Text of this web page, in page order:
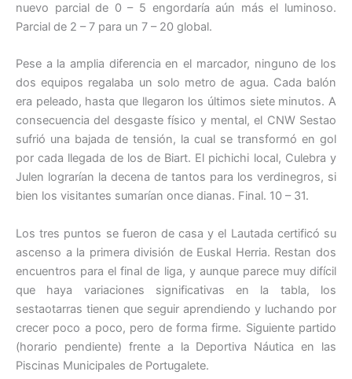
nuevo parcial de 0 – 5 engordaría aún más el luminoso.
Parcial de 2 – 7 para un 7 – 20 global.
Pese a la amplia diferencia en el marcador, ninguno de los
dos equipos regalaba un solo metro de agua. Cada balón
era peleado, hasta que llegaron los últimos siete minutos. A
consecuencia del desgaste físico y mental, el CNW Sestao
sufrió una bajada de tensión, la cual se transformó en gol
por cada llegada de los de Biart. El pichichi local, Culebra y
Julen lograrían la decena de tantos para los verdinegros, si
bien los visitantes sumarían once dianas. Final. 10 – 31.
Los tres puntos se fueron de casa y el Lautada certificó su
ascenso a la primera división de Euskal Herria. Restan dos
encuentros para el final de liga, y aunque parece muy difícil
que haya variaciones significativas en la tabla, los
sestaotarras tienen que seguir aprendiendo y luchando por
crecer poco a poco, pero de forma firme. Siguiente partido
(horario pendiente) frente a la Deportiva Náutica en las
Piscinas Municipales de Portugalete.